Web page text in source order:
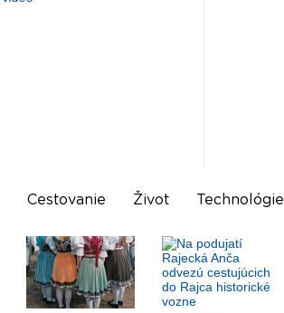
Cestovanie Život Technológie